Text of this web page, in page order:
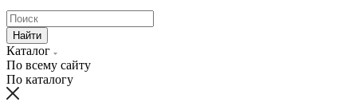
Найти
Каталог
По всему сайту
По каталогу